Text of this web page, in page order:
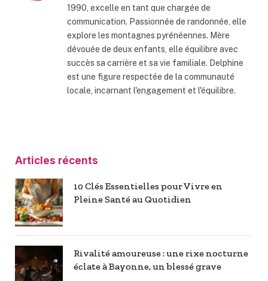
1990, excelle en tant que chargée de
communication. Passionnée de randonnée, elle
explore les montagnes pyrénéennes. Mère
dévouée de deux enfants, elle équilibre avec
succès sa carrière et sa vie familiale. Delphine
est une figure respectée de la communauté
locale, incarnant l'engagement et l'équilibre.
Articles récents
10 Clés Essentielles pour Vivre en
Pleine Santé au Quotidien
Rivalité amoureuse : une rixe nocturne
éclate à Bayonne, un blessé grave